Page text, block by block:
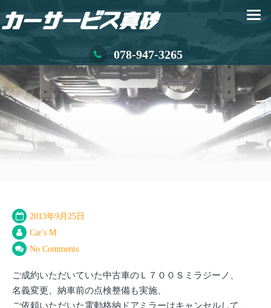
078-947-3265
2013年9月25日
Car's M
No Comments
ご成約いただいていた中古車のＬ７００Ｓミラジーノ、
名義変更、納車前の点検整備も実施、
ご依頼いただいた電動格納ドアミラーはキャンセルして、